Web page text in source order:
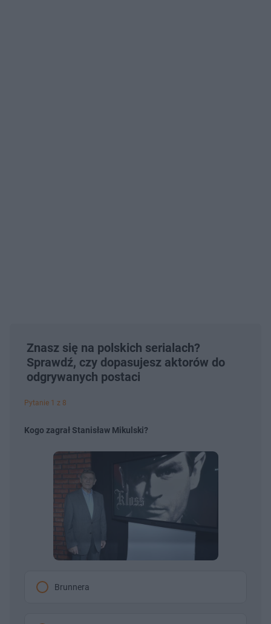
Znasz się na polskich serialach?
Sprawdź, czy dopasujesz aktorów do
odgrywanych postaci
Pytanie 1 z 8
Kogo zagrał Stanisław Mikulski?
Brunnera